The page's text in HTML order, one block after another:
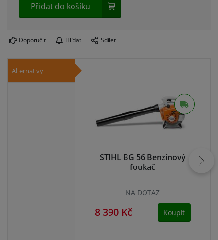
Přidat do košíku
Doporučit Hlídat Sdílet
Alternativy
STIHL BG 56 Benzínový
foukač
NA DOTAZ
8 390 Kč Koupit